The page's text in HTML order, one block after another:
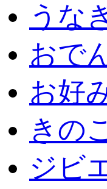
うな
おで
お好
きの
ジビ